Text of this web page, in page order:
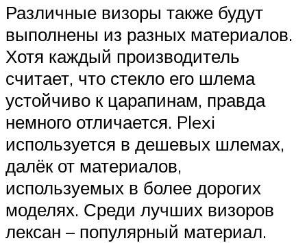
Различные визоры также будут
выполнены из разных материалов.
Хотя каждый производитель
считает, что стекло его шлема
устойчиво к царапинам, правда
немного отличается. Plexi
используется в дешевых шлемах,
далёк от материалов,
используемых в более дорогих
моделях. Среди лучших визоров
лексан – популярный материал.